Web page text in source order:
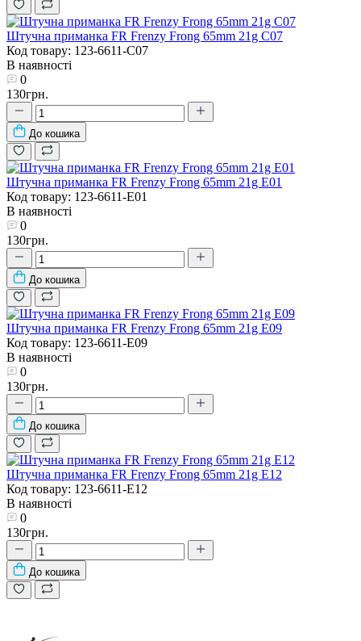
Штучна приманка FR Frenzy Frong 65mm 21g C07
Код товару: 123-6611-C07
В наявності
0
130грн.
До кошика
Штучна приманка FR Frenzy Frong 65mm 21g E01
Код товару: 123-6611-E01
В наявності
0
130грн.
До кошика
Штучна приманка FR Frenzy Frong 65mm 21g E09
Код товару: 123-6611-E09
В наявності
0
130грн.
До кошика
Штучна приманка FR Frenzy Frong 65mm 21g E12
Код товару: 123-6611-E12
В наявності
0
130грн.
До кошика